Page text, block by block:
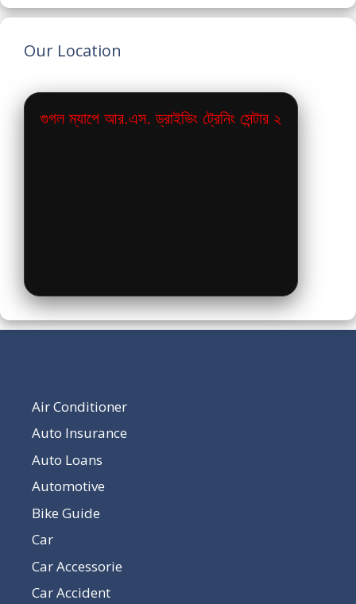
Our Location
গুগল ম্যাপে আর.এস. ড্রাইভিং ট্রেনিং সেন্টার ২
Air Conditioner
Auto Insurance
Auto Loans
Automotive
Bike Guide
Car
Car Accessorie
Car Accident